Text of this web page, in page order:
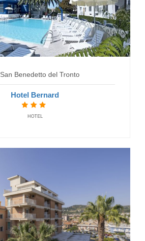
San Benedetto del Tronto
Hotel Relax
HOTELS
Grand Hotel Excelsior
HOTELS
San Benedetto del Tronto
Hotel Bernard
HOTEL